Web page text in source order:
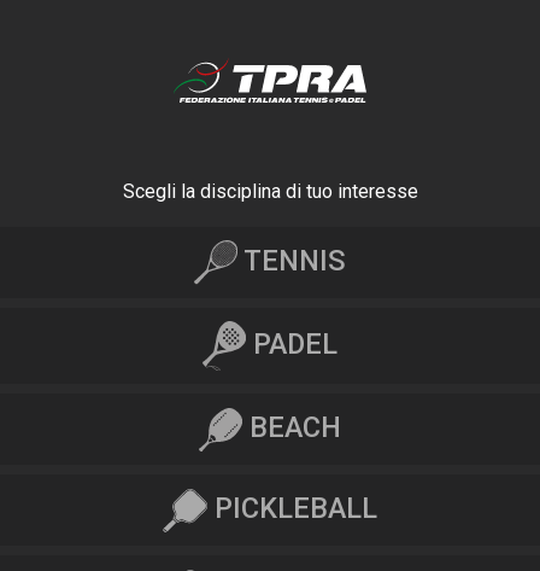
Scegli la disciplina di tuo interesse
TENNIS
PADEL
BEACH
PICKLEBALL